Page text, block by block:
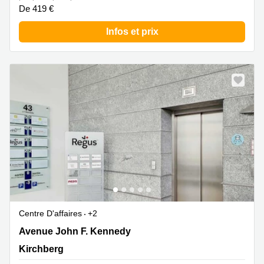
De 419 €
Infos et prix
Centre D'affaires
+2
43 avenue John F. Kennedy, Kirchberg
Avenue John F. Kennedy
Kirchberg